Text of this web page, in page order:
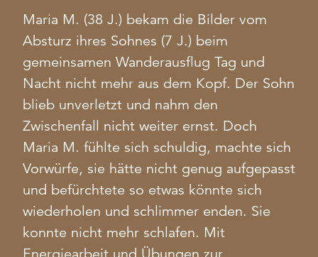
Maria M. (38 J.) bekam die Bilder vom
Absturz ihres Sohnes (7 J.) beim
gemeinsamen Wanderausflug Tag und
Nacht nicht mehr aus dem Kopf. Der Sohn
blieb unverletzt und nahm den
Zwischenfall nicht weiter ernst. Doch
Maria M. fühlte sich schuldig, machte sich
Vorwürfe, sie hätte nicht genug aufgepasst
und befürchtete so etwas könnte sich
wiederholen und schlimmer enden. Sie
konnte nicht mehr schlafen. Mit